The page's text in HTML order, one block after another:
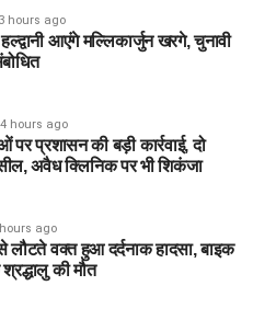
hours ago
आएंगे मल्लिकार्जुन खरगे, चुनावी
hours ago
पर प्रशासन की बड़ी कार्रवाई, दो
अवैध क्लिनिक पर भी शिकंजा
ago
लौटते वक्त हुआ दर्दनाक हादसा, बाइक
की मौत